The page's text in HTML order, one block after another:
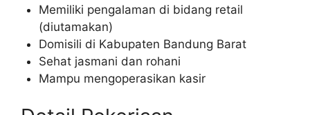
Memiliki pengalaman di bidang retail
(diutamakan)
Domisili di Kabupaten Bandung Barat
Sehat jasmani dan rohani
Mampu mengoperasikan kasir